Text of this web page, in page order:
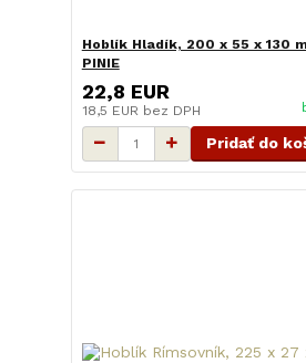
Hoblík Hladík, 200 x 55 x 130
PINIE
22,8 EUR
18,5 EUR bez DPH
Pridať do